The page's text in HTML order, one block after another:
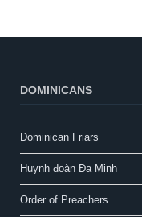
DOMINICANS
Dominican Friars
Huynh đoàn Đa Minh
Order of Preachers